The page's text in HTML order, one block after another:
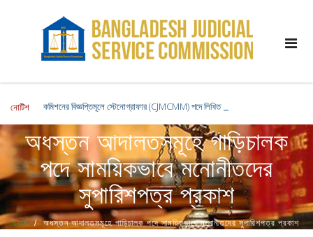
নোটিশ কমিশনের বিজ্ঞপ্তিমূলে স্টেনোগ্রাফার (CJMCMM) পদে লিখিত পরীক্ষার ফলাফল এবং ব্যবহারিক
অধস্তন আদালতসমূহে গাড়িচালক
পদে সাময়িকভাবে মনোনীতদের
সুপারিশপত্র প্রকাশ
হোম অধস্তন আদালতসমূহে গাড়িচালক পদে সাময়িকভাবে মনোনীতদের সুপারিশপত্র প্রকাশ